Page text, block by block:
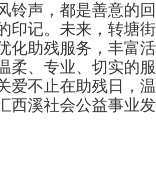
铃声，都是善意的
印记。未来，转塘
化助残服务，丰富
柔、专业、切实的
爱不止在助残日，
西溪社会公益事业